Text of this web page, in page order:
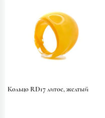
Кольцо RD17 литое, желтый